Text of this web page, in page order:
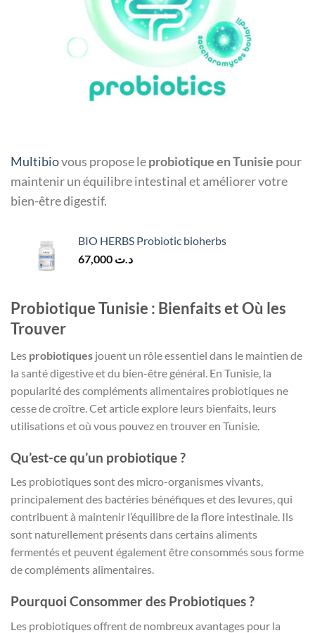
Multibiovous propose leprobiotique en Tunisie pour
maintenir un équilibre intestinal et améliorer votre
bien-être digestif.
BIO HERBS Probiotic bioherbs
د.ت 67,000
Probiotique Tunisie : Bienfaits et Où les
Trouver
Les probiotiques jouent un rôle essentiel dans le maintien de
la santé digestive et du bien-être général. En Tunisie, la
popularité des compléments alimentaires probiotiques ne
cesse de croître. Cet article explore leurs bienfaits, leurs
utilisations et où vous pouvez en trouver en Tunisie.
Qu’est-ce qu’un probiotique ?
Les probiotiques sont des micro-organismes vivants,
principalement des bactéries bénéfiques et des levures, qui
contribuent à maintenir l’équilibre de la flore intestinale. Ils
sont naturellement présents dans certains aliments
fermentés et peuvent également être consommés sous forme
de compléments alimentaires.
Pourquoi Consommer des Probiotiques ?
Les probiotiques offrent de nombreux avantages pour la